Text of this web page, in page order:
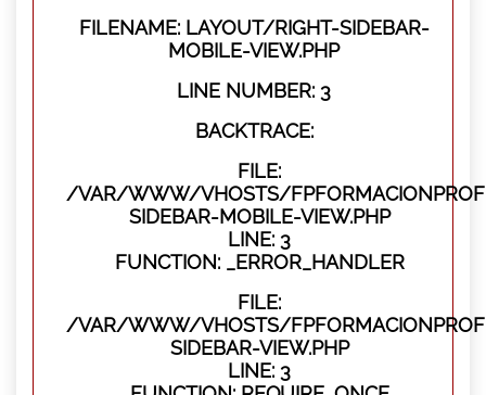
FILENAME: LAYOUT/RIGHT-SIDEBAR-
MOBILE-VIEW.PHP
LINE NUMBER: 3
BACKTRACE:
FILE:
/VAR/WWW/VHOSTS/
SIDEBAR-MOBILE-VIEW.PHP
LINE: 3
FUNCTION: _ERROR_HANDLER
FILE:
/VAR/WWW/VHOSTS/
SIDEBAR-VIEW.PHP
LINE: 3